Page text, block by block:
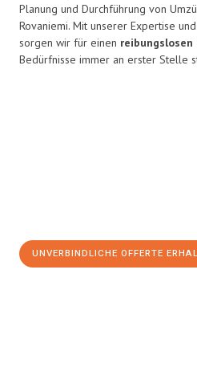
Planung und Durchführung von
Rovaniemi. Mit unserer Expertise
sorgen wir für einen reibungslosen
Bedürfnisse immer an erster Stelle
UNVERBINDLICHE OFFERTE